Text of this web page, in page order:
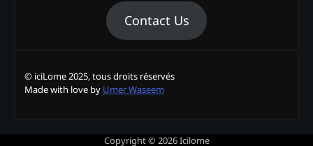
Contact Us
© iciLome 2025, tous droits réservés
Made with love by Umer Waseem
Copyright © 2026Icilome